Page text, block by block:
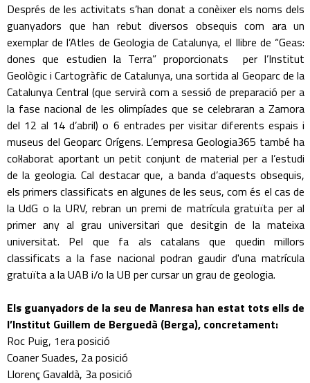
Després de les activitats s’han donat a conèixer els noms dels
guanyadors que han rebut diversos obsequis com ara un
exemplar de l’Atles de Geologia de Catalunya, el llibre de “Geas:
dones que estudien la Terra” proporcionats per l’Institut
Geològic i Cartogràfic de Catalunya, una sortida al Geoparc de la
Catalunya Central (que servirà com a sessió de preparació per a
la fase nacional de les olimpíades que se celebraran a Zamora
del 12 al 14 d’abril) o 6 entrades per visitar diferents espais i
museus del Geoparc Orígens. L’empresa Geologia365 també ha
col·laborat aportant un petit conjunt de material per a l’estudi
de la geologia. Cal destacar que, a banda d’aquests obsequis,
els primers classificats en algunes de les seus, com és el cas de
la UdG o la URV, rebran un premi de matrícula gratuïta per al
primer any al grau universitari que desitgin de la mateixa
universitat. Pel que fa als catalans que quedin millors
classificats a la fase nacional podran gaudir d'una matrícula
gratuïta a la UAB i/o la UB per cursar un grau de geologia.
Els guanyadors de la seu de Manresa han estat tots ells de
l’Institut Guillem de Berguedà (Berga), concretament:
Roc Puig, 1era posició
Coaner Suades, 2a posició
Llorenç Gavaldà, 3a posició